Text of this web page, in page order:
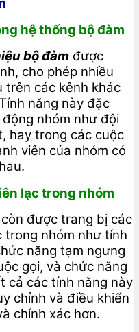
hệ thống bộ đàm
bộ đàm được
cho phép nhiều
trên các kênh khác
năng này đặc
nhóm như đội
hay trong các cuộc
viên của nhóm có
lạc trong nhóm
được trang bị các
trong nhóm như tính
năng tạm ngưng
gọi, và chức năng
cả các tính năng này
chỉnh và điều khiển
chính xác hơn.